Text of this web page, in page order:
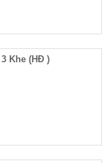
Khe (HĐ )